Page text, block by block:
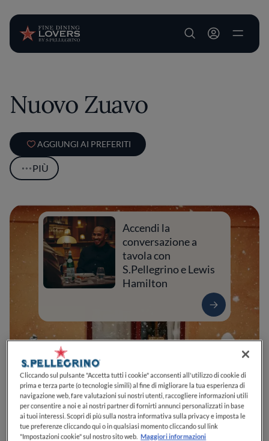
User account
Nuovo Zuavo
AGGIUNGI AI PREFERITI
PIÙ
0 0 0 0 0
Accendi la
conversazione a
tavola con
S.Pellegrino e Lewis
Hamilton
Cliccando sul pulsante "Accetta tutti i cookie" acconsenti all'utilizzo di cookie di
prima e terza parte (o tecnologie simili) al fine di migliorare la tua esperienza di
navigazione web, fare valutazioni sui nostri utenti, raccogliere informazioni utili
per consentire a noi e ai nostri partner di fornirti annunci personalizzati in base
ai tuoi interessi. Scopri di più sulla nostra informativa sulla privacy e imposta le
tue preferenze cliccando qui o in qualsiasi momento cliccando sul link
"Impostazioni cookie" sul nostro sito web. Maggiori informazioni